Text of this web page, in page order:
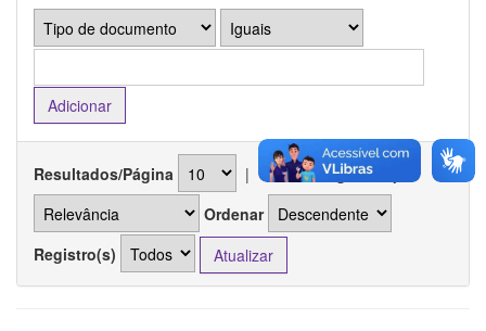
Resultados/Página | Ordenar registros por
Ordenar
Registro(s)